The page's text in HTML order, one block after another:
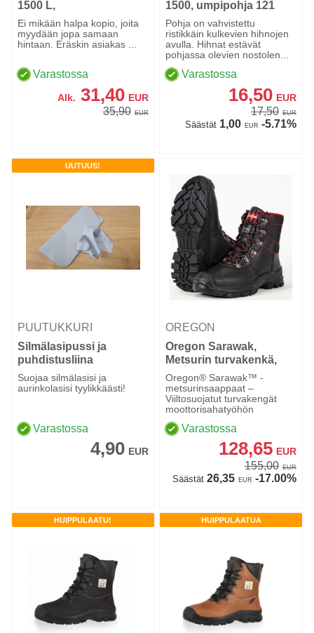
1500 L,
Pohjatyhjennettävä
Ei mikään halpa kopio, joita
myydään jopa samaan
hintaan. Eräskin asiakas ...
Varastossa
Alk. 31,40 EUR
35,90 EUR
1500, umpipohja 121
Pohja on vahvistettu
ristikkäin kulkevien hihnojen
avulla. Hihnat estävät
pohjassa olevien nostolen...
Varastossa
16,50 EUR
17,50 EUR
Säästät1,00 EUR -5.71%
UUTUUS!
PUUTUKKURI
Silmälasipussi ja
puhdistusliina
Suojaa silmälasisi ja
aurinkolasisi tyylikkäästi!
Varastossa
4,90 EUR
OREGON
Oregon Sarawak,
Metsurin turvakenkä,
nahka Class 1
Oregon® Sarawak™ -
metsurinsaappaat –
Viiltosuojatut turvakengät
moottorisahatyöhön
Varastossa
128,65 EUR
155,00 EUR
Säästät26,35 EUR -17.00%
HUIPPULAATU! HUIPPULAATUA